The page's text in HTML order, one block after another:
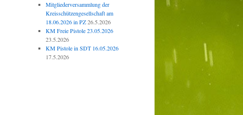
Mitgliederversammlung der
Kreisschützengesellschaft am
18.06.2026 in PZ 26.5.2026
KM Freie Pistole 23.05.2026
23.5.2026
KM Pistole in SDT 16.05.2026
17.5.2026